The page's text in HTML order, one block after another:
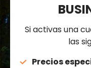
Si activas una
las
Precios